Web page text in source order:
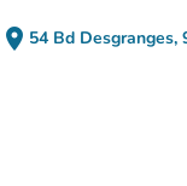
place 54 Bd Desgranges,